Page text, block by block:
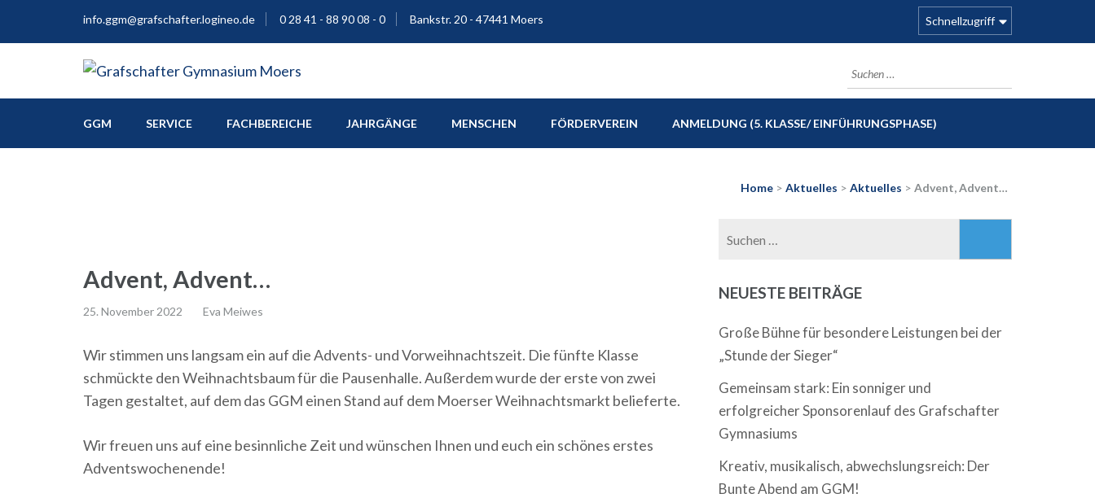
info.ggm@grafschafter.logineo.de 0 28 41 - 88 90 08 - 0 Bankstr. 20 - 47441 Moers Schnellzugriff
Grafschafter Gymnasium Moers
Suchen
nach:
GGM SERVICE FACHBEREICHE JAHRGÄNGE MENSCHEN FÖRDERVEREIN ANMELDUNG (5. KLASSE/ EINFÜHRUNGSPHASE)
Home > Aktuelles > Aktuelles > Advent, Advent…
Advent, Advent…
25. November 2022 Eva Meiwes
Wir stimmen uns langsam ein auf die Advents- und Vorweihnachtszeit. Die fünfte Klasse
schmückte den Weihnachtsbaum für die Pausenhalle. Außerdem wurde der erste von zwei
Tagen gestaltet, auf dem das GGM einen Stand auf dem Moerser Weihnachtsmarkt belieferte.
Wir freuen uns auf eine besinnliche Zeit und wünschen Ihnen und euch ein schönes erstes
Adventswochenende!
NEUESTE BEITRÄGE
Große Bühne für besondere Leistungen bei der
„Stunde der Sieger“
Gemeinsam stark: Ein sonniger und
erfolgreicher Sponsorenlauf des Grafschafter
Gymnasiums
Kreativ, musikalisch, abwechslungsreich: Der
Bunte Abend am GGM!